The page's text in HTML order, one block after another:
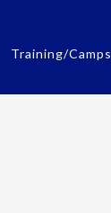
Training/Camps